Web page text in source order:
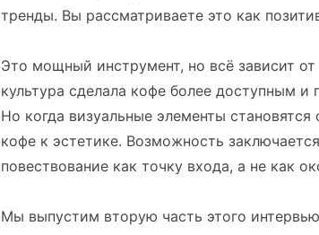
тренды. Вы рассматриваете это как
Это мощный инструмент, но всё зависит от
культура сделала кофе более доступным
Но когда визуальные элементы
кофе к эстетике. Возможность
повествование как точку входа, а не как
Мы выпустим вторую часть этого